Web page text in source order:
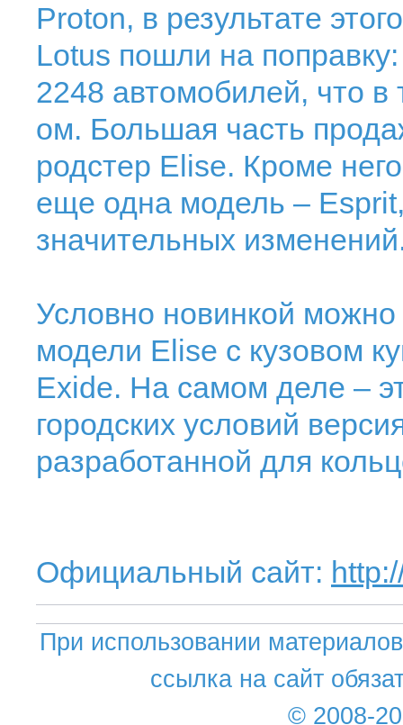
Proton, в результате
Lotus пошли на
2248 автомобилей, что
ом. Большая часть
родстер Elise. Кроме
еще одна модель –
значительных
Условно новинкой
модели Elise с кузовом
Exide. На самом деле –
городских условий
разработанной для
Официальный сайт:
При использовании
ссылка на сайт
© 2008-